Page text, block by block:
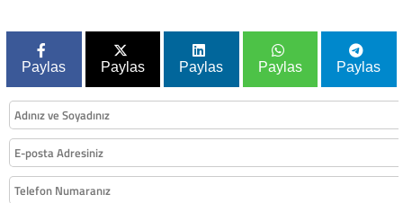
Paylas Paylas Paylas Paylas Paylas